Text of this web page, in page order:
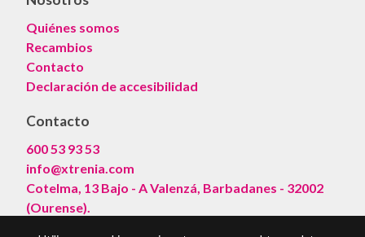
Quiénes somos
Recambios
Contacto
Declaración de accesibilidad
Contacto
600 53 93 53
info@xtrenia.com
Cotelma, 13 Bajo - A Valenzá, Barbadanes - 32002
(Ourense).